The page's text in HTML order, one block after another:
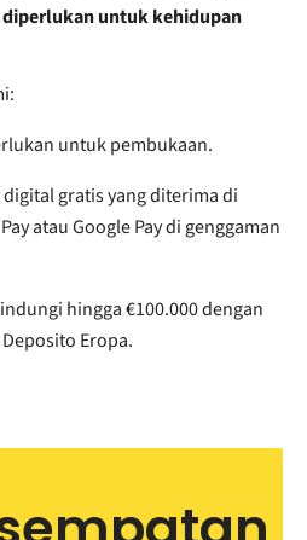
untuk kehidupan
untuk pembukaan.
gratis yang diterima di
atau Google Pay di genggaman
hingga €100.000 dengan
Eropa.